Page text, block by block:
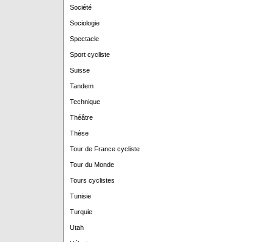
Société
Sociologie
Spectacle
Sport cycliste
Suisse
Tandem
Technique
Théâtre
Thèse
Tour de France cycliste
Tour du Monde
Tours cyclistes
Tunisie
Turquie
Utah